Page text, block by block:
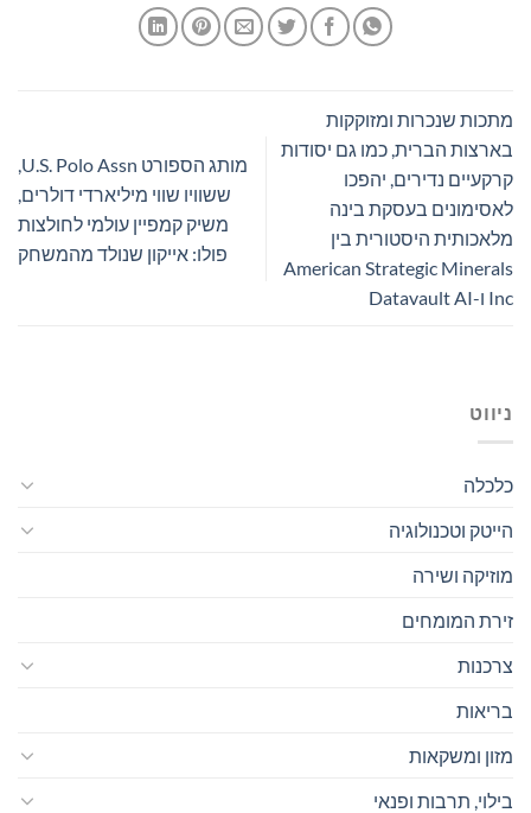
מתכות שנכרות ומזוקקות
בארצות הברית, כמו גם יסודות
קרקעיים נדירים, יהפכו
לאסימונים בעסקת בינה
מלאכותית היסטורית בין
American Strategic Minerals
Inc ו-Datavault AI
ששוויו שווי מיליארדי דולרים,
משיק קמפיין עולמי לחולצות
פולו: אייקון שנולד מהמשחק
ניווט
כלכלה
הייטק וטכנולוגיה
מוזיקה ושירה
זירת המומחים
צרכנות
בריאות
מזון ומשקאות
בילוי, תרבות ופנאי